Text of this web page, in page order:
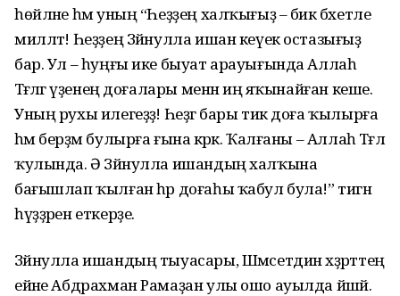
һөйләне һәм уның “Һеҙҙең халҡығыҙ – бик бәхетле
милләт! Һеҙҙең Зәйнулла ишан кеүек остазығыҙ
бар. Ул – һуңғы ике быуат арауығында Аллаһ
Тәғәләгә үҙенең доғалары менән иң яҡынайған кеше.
Уның рухы илегеҙҙә! Һеҙгә бары тик доға ҡылырға
һәм берҙәм булырға ғына кәрәк. Ҡалғаны – Аллаһ Тәғәлә
ҡулында. Ә Зәйнулла ишандың халҡына
бағышлап ҡылған һәр доғаһы ҡабул була!” тигән
һүҙҙәрен еткерҙе.
Зәйнулла ишандың тыуасары, Шәмсетдин хәҙрәттең
ейәне Абдрахман Рамаҙан улы ошо ауылда йәшәй.